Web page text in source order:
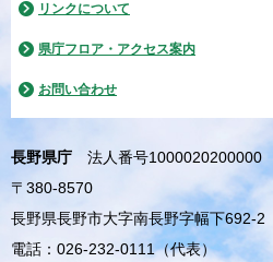
リンクについて
県庁フロア・アクセス案内
お問い合わせ
長野県庁
法人番号1000020200000
〒380-8570
長野県長野市大字南長野字幅下692-2
電話：026-232-0111（代表）